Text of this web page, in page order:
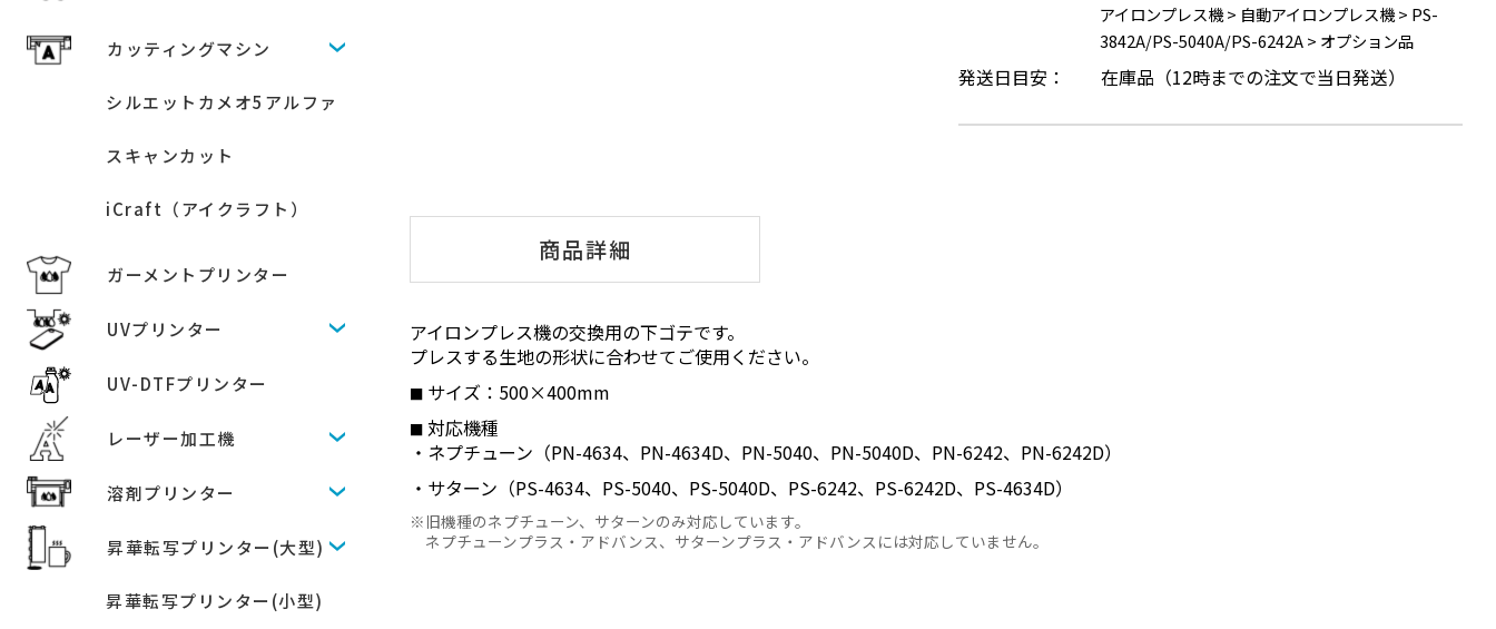
カッティングマシン
シルエットカメオ5アルファ
スキャンカット
iCraft（アイクラフト）
ガーメントプリンター
UVプリンター
UV-DTFプリンター
レーザー加工機
溶剤プリンター
昇華転写プリンター(大型)
昇華転写プリンター(小型)
アイロンプレス機> 自動アイロンプレス機> PS-
3842A/PS-5040A/PS-6242A> オプション品
発送日目安： 在庫品（12時までの注文で当日発送）
商品詳細
アイロンプレス機の交換用の下ゴテです。
プレスする生地の形状に合わせてご使用ください。
サイズ：500×400mm
対応機種
ネプチューン（PN-4634、PN-4634D、PN-5040、PN-5040D、PN-6242、PN-6242D）
サターン（PS-4634、PS-5040、PS-5040D、PS-6242、PS-6242D、PS-4634D）
旧機種のネプチューン、サターンのみ対応しています。
ネプチューンプラス・アドバンス、サターンプラス・アドバンスには対応していません。